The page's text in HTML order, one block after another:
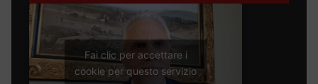
Fai clic per accettare i
cookie per questo servizio